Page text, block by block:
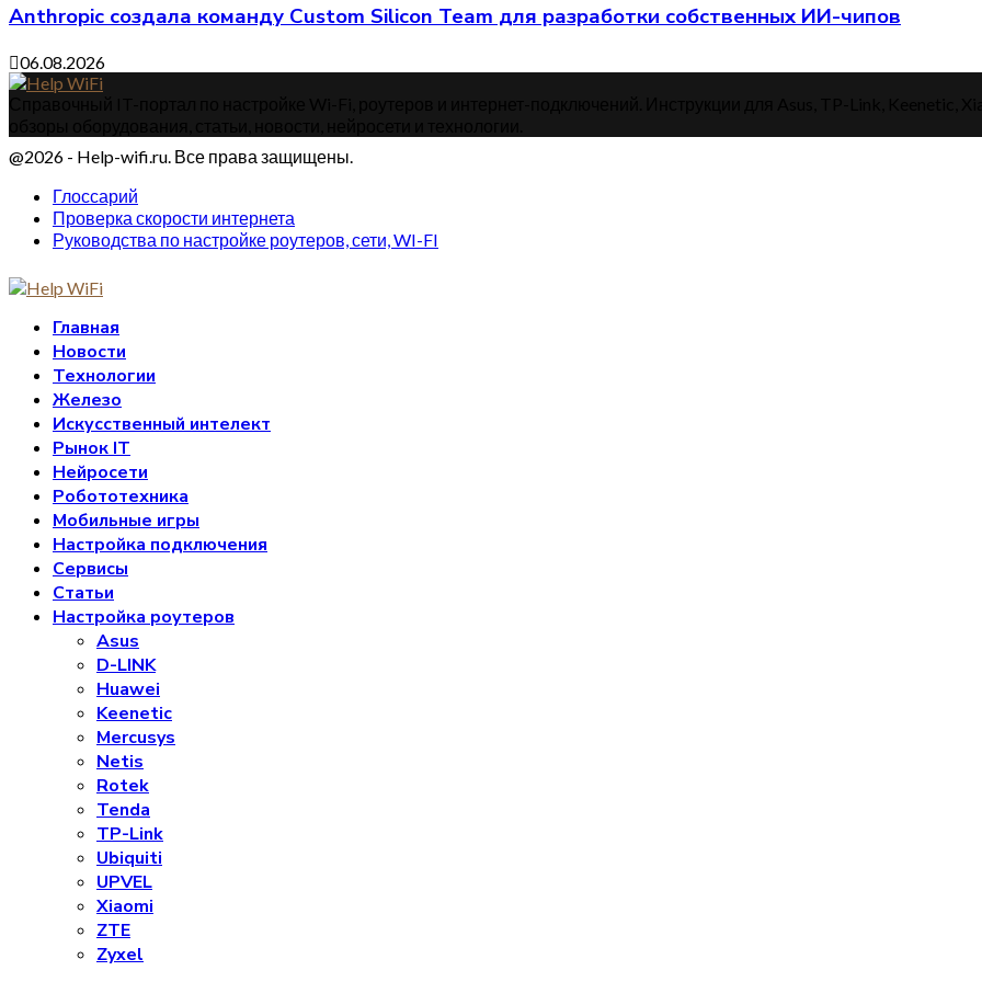
Anthropic создала команду Custom Silicon Team для разработки собственных ИИ-чипов
06.08.2026
@2026 - Help-wifi.ru. Все права защищены.
Глоссарий
Проверка скорости интернета
Руководства по настройке роутеров, сети, WI-FI
Главная
Новости
Технологии
Железо
Искусственный интелект
Рынок IT
Нейросети
Робототехника
Мобильные игры
Настройка подключения
Сервисы
Статьи
Настройка роутеров
Asus
D-LINK
Huawei
Keenetic
Mercusys
Netis
Rotek
Tenda
TP-Link
Ubiquiti
UPVEL
Xiaomi
ZTE
Zyxel